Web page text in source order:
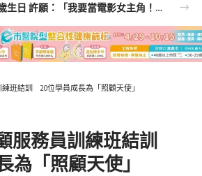
《綜藝玩很大》全新企劃高潮迭起 張立東、大芭 冤家組合 再創收視火花
班結訓 20位學員成長為「照顧天使」
服務員訓練班結訓
為「照顧天使」